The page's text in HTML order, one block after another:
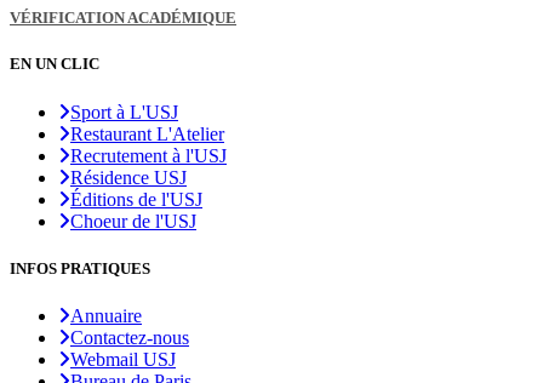
VÉRIFICATION ACADÉMIQUE
EN UN CLIC
Sport à L'USJ
Restaurant L'Atelier
Recrutement à l'USJ
Résidence USJ
Éditions de l'USJ
Choeur de l'USJ
INFOS PRATIQUES
Annuaire
Contactez-nous
Webmail USJ